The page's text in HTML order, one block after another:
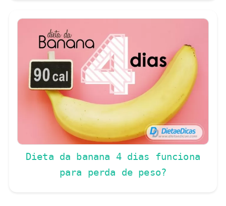
Dieta da banana 4 dias funciona
para perda de peso?